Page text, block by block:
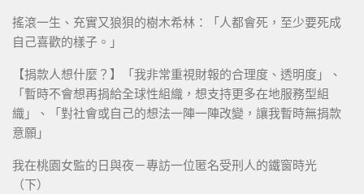
搖滾一生、充實又狼狽的樹木希林：「人都會死，至少要死成
自己喜歡的樣子。」
【捐款人想什麼？】「我非常重視財報的合理度、透明度」、
「暫時不會想再捐給全球性組織，想支持更多在地服務型組
織」、「對社會或自己的想法一陣一陣改變，讓我暫時無捐款
意願」
我在桃園女監的日與夜－專訪一位匿名受刑人的鐵窗時光
（下）